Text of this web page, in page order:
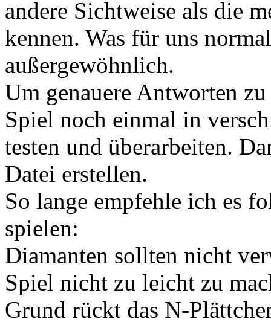
andere Sichtweise als die
kennen. Was für uns
außergewöhnlich.
Um genauere Antworten
Spiel noch einmal in
testen und überarbeiten.
Datei erstellen.
So lange empfehle ich es
spielen:
Diamanten sollten nicht
Spiel nicht zu leicht zu
Grund rückt das N-